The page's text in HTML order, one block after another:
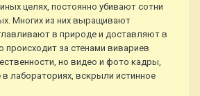
целях, постоянно убивают сотни
Многих из них выращивают
в природе и доставляют в
происходит за стенами вивариев
но видео и фото кадры,
лабораториях, вскрыли истинное